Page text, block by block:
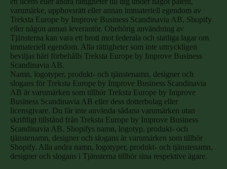
varumärke, upphovsrätt eller annan immateriell egendom av
Treksta Europe by Improve Business Scandinavia AB, Shopify
eller någon annan leverantör. Obehörig användning av
Tjänsterna kan vara ett brott mot federala och statliga lagar om
immateriell egendom. Alla rättigheter som inte uttryckligen
beviljas häri förbehålls Treksta Europe by Improve Business
Scandinavia AB.
Namn, logotyper, produkt- och tjänstenamn, designer och
slogans för Treksta Europe by Improve Business Scandinavia
AB är varumärken som tillhör Treksta Europe by Improve
Business Scandinavia AB eller dess dotterbolag eller
licensgivare. Du får inte använda sådana varumärken utan
skriftligt tillstånd från Treksta Europe by Improve Business
Scandinavia AB. Shopifys namn, logotyp, produkt- och
tjänstenamn, designer och slogans är varumärken som tillhör
Shopify. Alla andra namn, logotyper, produkt- och tjänstenamn,
designer och slogans i Tjänsterna tillhör sina respektive ägare.